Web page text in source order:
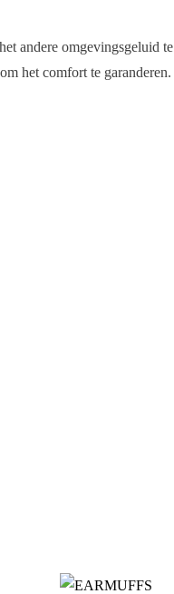
andere omgevingsgeluid te
het comfort te garanderen.